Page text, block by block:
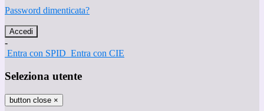
Password dimenticata?
-
Entra con SPID Entra con CIE
Seleziona utente
button close ×